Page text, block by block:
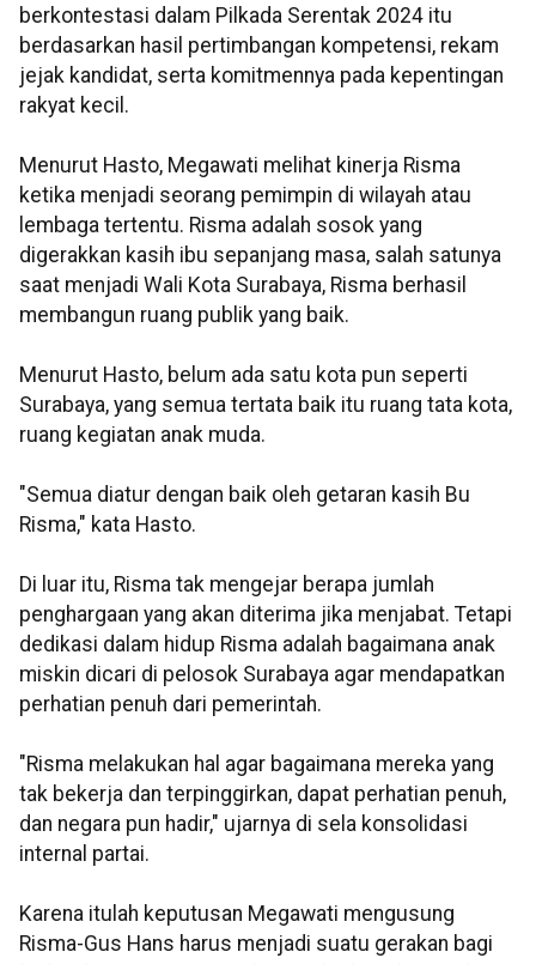
berkontestasi dalam Pilkada Serentak 2024 itu
berdasarkan hasil pertimbangan kompetensi, rekam
jejak kandidat, serta komitmennya pada kepentingan
rakyat kecil.
Menurut Hasto, Megawati melihat kinerja Risma
ketika menjadi seorang pemimpin di wilayah atau
lembaga tertentu. Risma adalah sosok yang
digerakkan kasih ibu sepanjang masa, salah satunya
saat menjadi Wali Kota Surabaya, Risma berhasil
membangun ruang publik yang baik.
Menurut Hasto, belum ada satu kota pun seperti
Surabaya, yang semua tertata baik itu ruang tata kota,
ruang kegiatan anak muda.
"Semua diatur dengan baik oleh getaran kasih Bu
Risma," kata Hasto.
Di luar itu, Risma tak mengejar berapa jumlah
penghargaan yang akan diterima jika menjabat. Tetapi
dedikasi dalam hidup Risma adalah bagaimana anak
miskin dicari di pelosok Surabaya agar mendapatkan
perhatian penuh dari pemerintah.
"Risma melakukan hal agar bagaimana mereka yang
tak bekerja dan terpinggirkan, dapat perhatian penuh,
dan negara pun hadir," ujarnya di sela konsolidasi
internal partai.
Karena itulah keputusan Megawati mengusung
Risma-Gus Hans harus menjadi suatu gerakan bagi